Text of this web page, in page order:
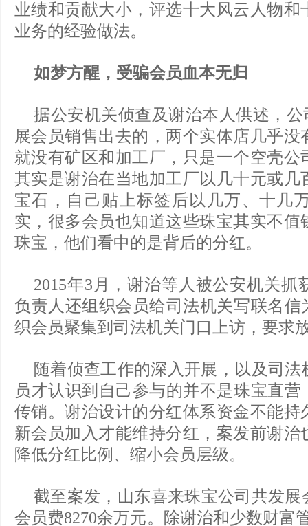
业绩和贡献大小，评选十大风云人物
业务的经验做法。
如梦方醒，受骗会员血本无归
据公安机关侦查及谢治本人供述，
展会员销售出去的，两个实体店几乎
就没有矿区和加工厂，只是一个空壳
其实是谢治在当地加工厂以几十元或几
宝石，自己贴上标签后以几万、十几
实，很多会员也知道这些珠宝其实不
珠宝，他们看中的是背后的分红。
2015年3月，谢治等人被公安机关抓
负责人还组织会员给司法机关写联名信
织会员聚集到司法机关门口上访，要求
随着侦查工作的深入开展，以及司
员才认识到自己参与的并不是珠宝直营
传销。谢治设计的分红体系资金不能持
新会员加入才能维持分红，案发前谢
降低分红比例、缩小会员层级。
截至案发，山东喜来珠宝公司共发展
会员费8270余万元。除谢治和少数财富